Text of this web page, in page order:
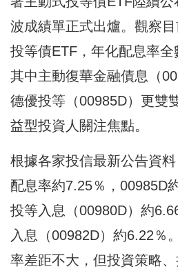
波成績單正式出爐。觀察
投等債ETF，年化配息率全
其中主動復華金融債息（
德優投等（00985D）更雙
益型投資人關注焦點。
根據各家投信最新公告資
配息率約7.25％，00985D
投等入息（00980D）約
入息（00982D）約6.22％
率差距不大，但投資策略